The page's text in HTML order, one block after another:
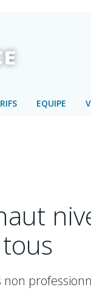
EQUIPE
tous